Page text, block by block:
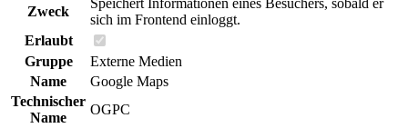
Zweck
sich im Frontend einloggt.
Erlaubt
Gruppe
Externe Medien
Name
Google Maps
Technischer
Name
OGPC